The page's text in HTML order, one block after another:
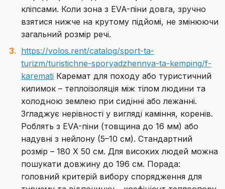
кліпсами. Коли зона з EVA-піни довга, зручно
взятися нижче на крутому підйомі, не змінюючи
загальний розмір речі.
https://volos.rent/catalog/sport-ta-
turizm/turistichne-sporyadzhennya-ta-kemping/f-
karemati Каремат для походу або туристичний
килимок – теплоізоляція між тілом людини та
холодною землею при сидінні або лежанні.
Згладжує нерівності у вигляді каміння, коренів.
Роблять з EVA-піни (товщина до 16 мм) або
надувні з нейлону (5–10 см). Стандартний
розмір – 180 Х 50 см. Для високих людей можна
пошукати довжину до 196 см. Порада:
головний критерій вибору спорядження для